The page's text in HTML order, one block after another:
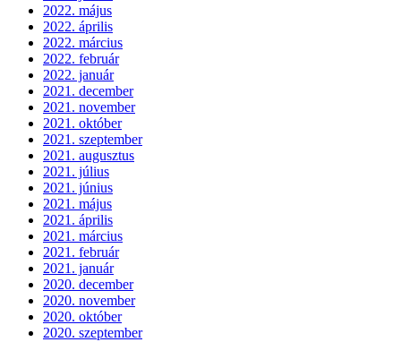
2022. május
2022. április
2022. március
2022. február
2022. január
2021. december
2021. november
2021. október
2021. szeptember
2021. augusztus
2021. július
2021. június
2021. május
2021. április
2021. március
2021. február
2021. január
2020. december
2020. november
2020. október
2020. szeptember